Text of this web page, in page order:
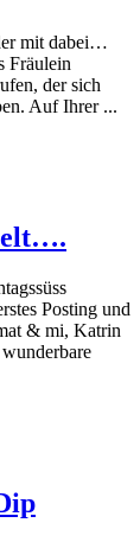
mit dabei…
Fräulein
der sich
Auf Ihrer ...
Posting und
& mi, Katrin